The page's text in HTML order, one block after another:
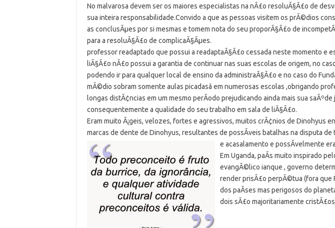
No malvarosa devem ser os maiores especialistas na nÃ£o resoluÃ§Ã£o de
sua inteira responsabilidade.Convido a que as pessoas visitem os prÃ©dios
as conclusÃµes por si mesmas e tomem nota do seu proporÃ§Ã£o de
para a resoluÃ§Ã£o de complicaÃ§Ãµes.
professor readaptado que possui a readaptaÃ§Ã£o cessada neste momento e
liÃ§Ã£o nÃ£o possui a garantia de continuar nas suas escolas de origem, no
podendo ir para qualquer local de ensino da administraÃ§Ã£o e no caso do
mÃ©dio sobram somente aulas picadasâ em numerosas escolas ,obrigando
longas distÃ¢ncias em um mesmo perÃ­odo prejudicando ainda mais sua saÃºde
consequentemente a qualidade do seu trabalho em sala de liÃ§Ã£o.
Eram muito Ã¡geis, velozes, fortes e agressivos, muitos crÃ¢nios de Dinohyus
marcas de dente de Dinohyus, resultantes de possÃ­veis batalhas na disputa de
e acasalamento e possÃ­velmente
Em Uganda, paÃ­s muito inspirado
evangÃ©lico ianque , governo
render prisÃ£o perpÃ©tua (fora que
dos paÃ­ses mas perigosos do
dois sÃ£o majoritariamente